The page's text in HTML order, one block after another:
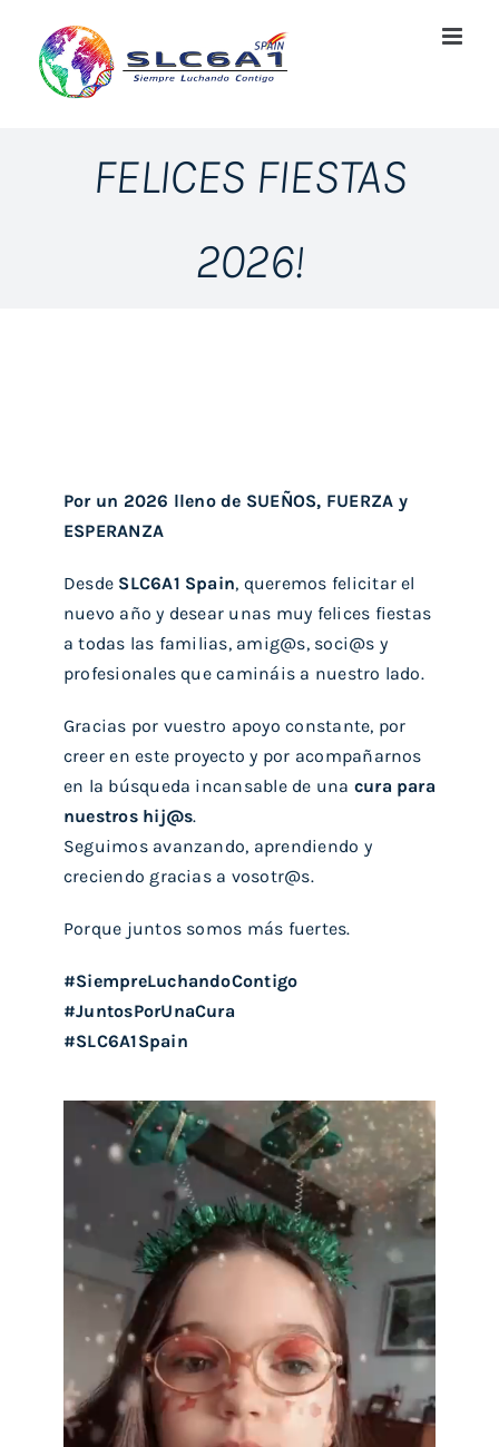
contenido
FELICES FIESTAS
2026!
Por un 2026 lleno de SUEÑOS, FUERZA y
ESPERANZA
Desde SLC6A1 Spain, queremos felicitar el
nuevo año y desear unas muy felices fiestas
a todas las familias, amig@s, soci@s y
profesionales que camináis a nuestro lado.
Gracias por vuestro apoyo constante, por
creer en este proyecto y por acompañarnos
en la búsqueda incansable de una cura para
nuestros hij@s.
Seguimos avanzando, aprendiendo y
creciendo gracias a vosotr@s.
Porque juntos somos más fuertes.
#SiempreLuchandoContigo
#JuntosPorUnaCura
#SLC6A1Spain